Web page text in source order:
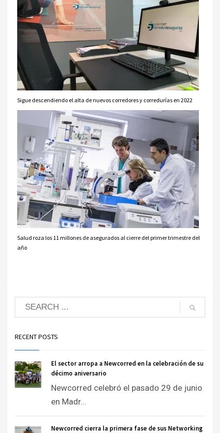
Sigue descendiendo el alta de nuevos corredores y corredurías en 2022
Salud roza los 11 millones de asegurados al cierre del primer trimestre del
año
RECENT POSTS
El sector arropa a Newcorred en la celebración de su
décimo aniversario
Newcorred celebró el pasado 29 de junio
en Madr...
Newcorred cierra la primera fase de sus Networking